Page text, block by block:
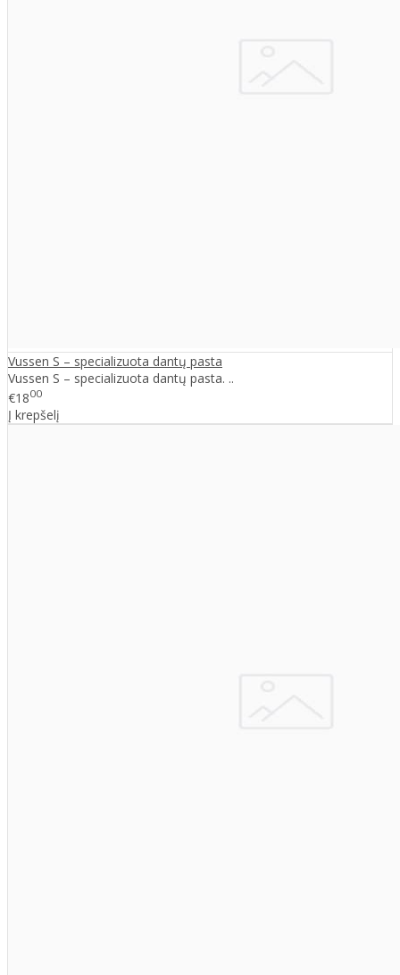
Vussen S – specializuota dantų pasta
Vussen S – specializuota dantų pasta. ..
€1800
Į krepšelį